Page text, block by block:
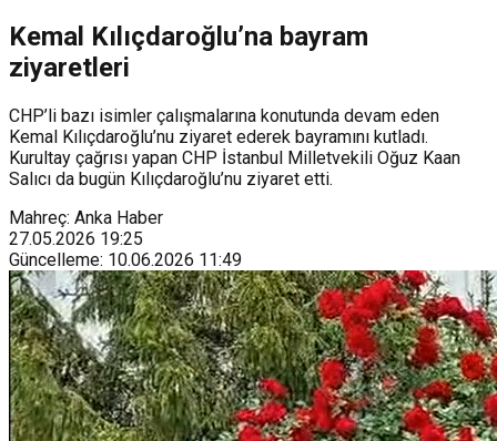
Kemal Kılıçdaroğlu’na bayram
ziyaretleri
CHP’li bazı isimler çalışmalarına konutunda devam eden
Kemal Kılıçdaroğlu’nu ziyaret ederek bayramını kutladı.
Kurultay çağrısı yapan CHP İstanbul Milletvekili Oğuz Kaan
Salıcı da bugün Kılıçdaroğlu’nu ziyaret etti.
Mahreç: Anka Haber
27.05.2026 19:25
Güncelleme: 10.06.2026 11:49